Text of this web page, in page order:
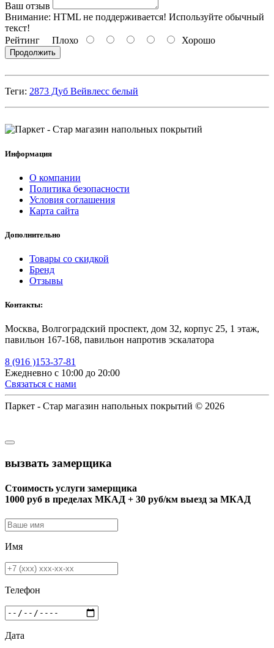
Ваш отзыв
Внимание: HTML не поддерживается! Используйте обычный
текст!
Рейтинг Плохо Хорошо
Продолжить
Теги: 2873 Дуб Вейвлесс белый
Информация
О компании
Политика безопасности
Условия соглашения
Карта сайта
Дополнительно
Товары со скидкой
Бренд
Отзывы
Контакты:
Москва, Волгоградский проспект, дом 32, корпус 25, 1 этаж,
павильон 167-168, павильон напротив эскалатора
8 (916 )153-37-81
Ежедневно с 10:00 до 20:00
Связаться с нами
Паркет - Стар магазин напольных покрытий © 2026
вызвать замерщика
Стоимость услуги замерщика
1000 руб в пределах МКАД + 30 руб/км выезд за МКАД
Имя
Телефон
Дата